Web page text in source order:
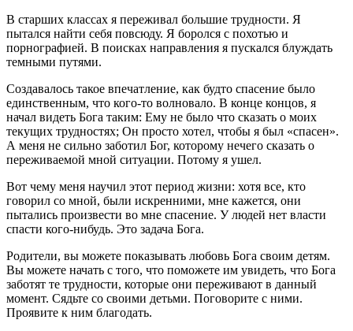
В старших классах я переживал большие трудности. Я
пытался найти себя повсюду. Я боролся с похотью и
порнографией. В поисках направления я пускался блуждать
темными путями.
Создавалось такое впечатление, как будто спасение было
единственным, что кого-то волновало. В конце концов, я
начал видеть Бога таким: Ему не было что сказать о моих
текущих трудностях; Он просто хотел, чтобы я был «спасен».
А меня не сильно заботил Бог, которому нечего сказать о
переживаемой мной ситуации. Потому я ушел.
Вот чему меня научил этот период жизни: хотя все, кто
говорил со мной, были искренними, мне кажется, они
пытались произвести во мне спасение. У людей нет власти
спасти кого-нибудь. Это задача Бога.
Родители, вы можете показывать любовь Бога своим детям.
Вы можете начать с того, что поможете им увидеть, что Бога
заботят те трудности, которые они переживают в данный
момент. Сядьте со своими детьми. Поговорите с ними.
Проявите к ним благодать.